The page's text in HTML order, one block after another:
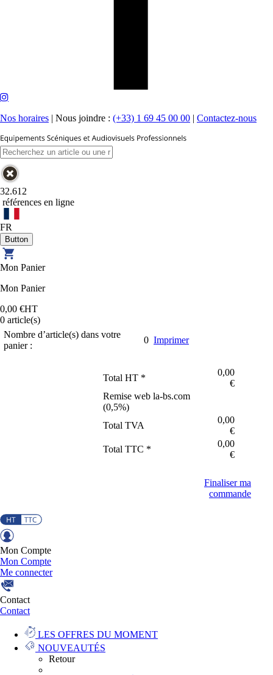
Nos horaires | Nous joindre : (+33) 1 69 45 00 00 | Contactez-nous
32.612
références en ligne
FR
Mon Panier
Mon Panier
0,00 €HT
0 article(s)
Nombre d’article(s) dans votre
panier :
0 Imprimer
Total HT *
0,00
€
Remise web la-bs.com
(0,5%)
Total TVA
0,00
€
Total TTC *
0,00
€
Finaliser ma
commande
Mon Compte
Mon Compte
Me connecter
Contact
Contact
LES OFFRES DU MOMENT
NOUVEAUTÉS
Retour